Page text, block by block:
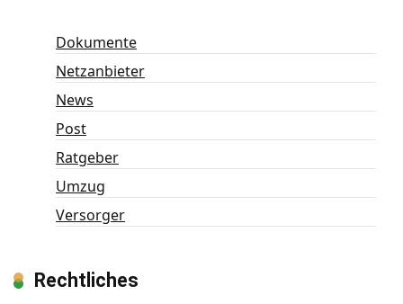
Dokumente
Netzanbieter
News
Post
Ratgeber
Umzug
Versorger
Rechtliches